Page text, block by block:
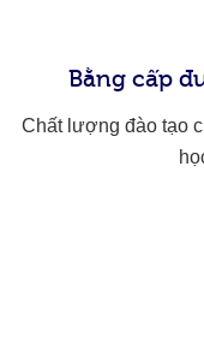
Bằng cấp
Chất lượng đào tạo